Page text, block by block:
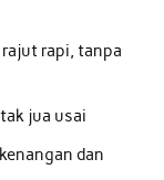
rapi, tanpa
jua usai
dan